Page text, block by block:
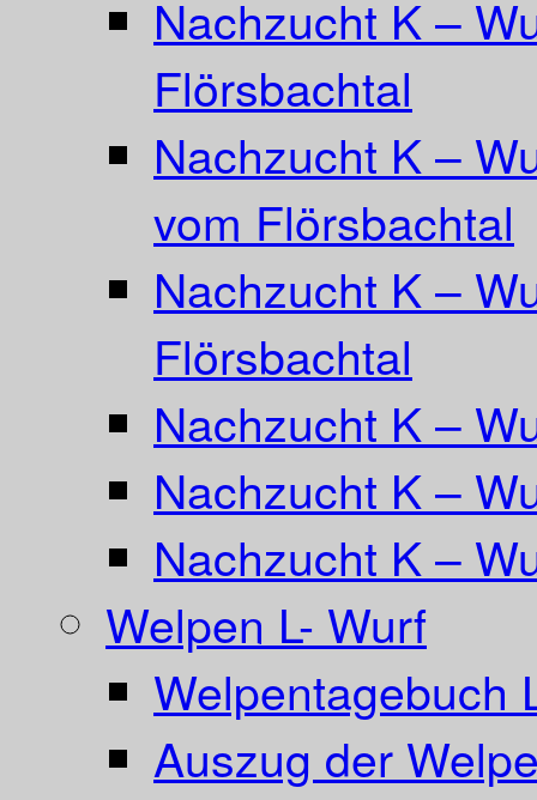
Nachzucht K –
Flörsbachtal
Nachzucht K –
vom Flörsbachtal
Nachzucht K –
Flörsbachtal
Nachzucht K –
Nachzucht K –
Nachzucht K –
Welpen L- Wurf
Welpentagebuch
Auszug der